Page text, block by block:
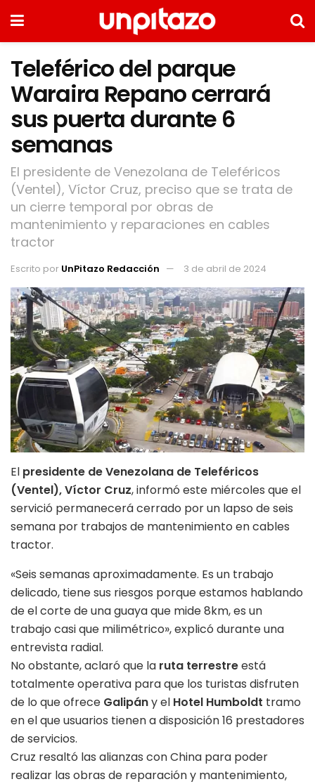
Teleférico del parque
Waraira Repano cerrará
sus puerta durante 6
semanas
El presidente de Venezolana de Teleféricos
(Ventel), Víctor Cruz, preciso que se trata de
un cierre temporal por obras de
mantenimiento y reparaciones en cables
tractor
Escrito por UnPitazo Redacción 3 de abril de 2024
El presidente de Venezolana de Teleféricos
(Ventel), Víctor Cruz, informó este miércoles que el
servició permanecerá cerrado por un lapso de seis
semana por trabajos de mantenimiento en cables
tractor.
«Seis semanas aproximadamente. Es un trabajo
delicado, tiene sus riesgos porque estamos hablando
de el corte de una guaya que mide 8km, es un
trabajo casi que milimétrico», explicó durante una
entrevista radial.
No obstante, aclaró que la ruta terrestreestá
totalmente operativa para que los turistas disfruten
de lo que ofrece Galipány el Hotel Humboldt tramo
en el que usuarios tienen a disposición 16 prestadores
de servicios.
Cruz resaltó las alianzas con China para poder
realizar las obras de reparación y mantenimiento,